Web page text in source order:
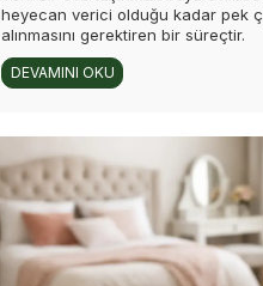
heyecan verici olduğu kadar pek
alınmasını gerektiren bir süreçtir.
DEVAMINI OKU